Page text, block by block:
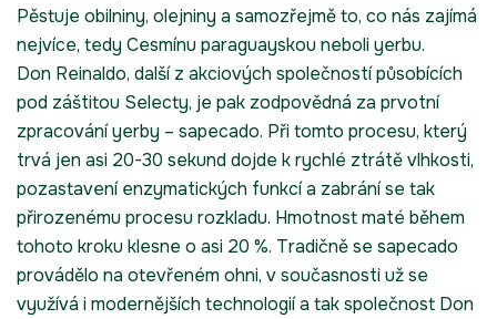
Pěstuje obilniny, olejniny a samozřejmě to, co nás zajímá
nejvíce, tedy Cesmínu paraguayskou neboli yerbu.
Don Reinaldo, další z akciových společností působících
pod záštitou Selecty, je pak zodpovědná za prvotní
zpracování yerby – sapecado. Při tomto procesu, který
trvá jen asi 20-30 sekund dojde k rychlé ztrátě vlhkosti,
pozastavení enzymatických funkcí a zabrání se tak
přirozenému procesu rozkladu. Hmotnost maté během
tohoto kroku klesne o asi 20 %. Tradičně se sapecado
provádělo na otevřeném ohni, v současnosti už se
využívá i modernějších technologií a tak společnost Don